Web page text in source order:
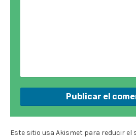
Este sitio usa Akismet para reducir el